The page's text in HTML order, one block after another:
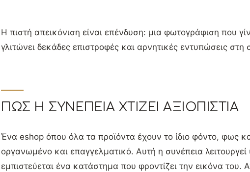
Η πιστή απεικόνιση είναι επένδυση: μια φωτογράφιση που
γλιτώνει δεκάδες επιστροφές και αρνητικές εντυπώσεις στη
ΠΏΣ Η ΣΥΝΈΠΕΙΑ ΧΤΊΖΕΙ ΑΞΙΟΠΙΣΤΊΑ
Ένα eshop όπου όλα τα προϊόντα έχουν το ίδιο φόντο, φως
οργανωμένο και επαγγελματικό. Αυτή η συνέπεια
εμπιστεύεται ένα κατάστημα που φροντίζει την εικόνα του.